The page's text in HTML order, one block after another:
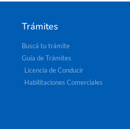
Trámites
Buscá tu trámite
Guía de Trámites
Licencia de Conducir
Habilitaciones Comerciales